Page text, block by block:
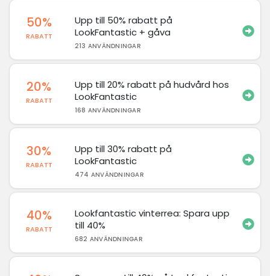
50%
RABATT
Upp till 50% rabatt på
LookFantastic + gåva
213 ANVÄNDNINGAR
20%
RABATT
Upp till 20% rabatt på hudvård hos
LookFantastic
168 ANVÄNDNINGAR
30%
RABATT
Upp till 30% rabatt på
LookFantastic
474 ANVÄNDNINGAR
40%
RABATT
Lookfantastic vinterrea: Spara upp
till 40%
682 ANVÄNDNINGAR